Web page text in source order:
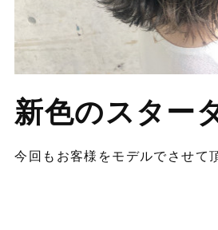
新色のスター
今回もお客様をモデルでさせて